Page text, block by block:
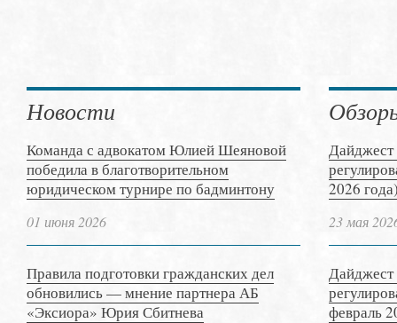
Новости
Команда с адвокатом Юлией Шеяновой
победила в благотворительном
юридическом турнире по бадминтону
01 июня 2026
Правила подготовки гражданских дел
обновились — мнение партнера АБ
«Эксиора» Юрия Сбитнева
Дайджест
2026
23 мая
Дайджест
февраль